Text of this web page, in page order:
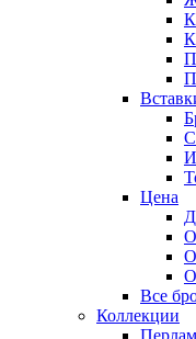
Цена
Все
Коллекции